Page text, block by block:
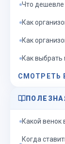
Что дешевле
Как
Как
Как
СМОТРЕТЬ
Какой венок
Когда